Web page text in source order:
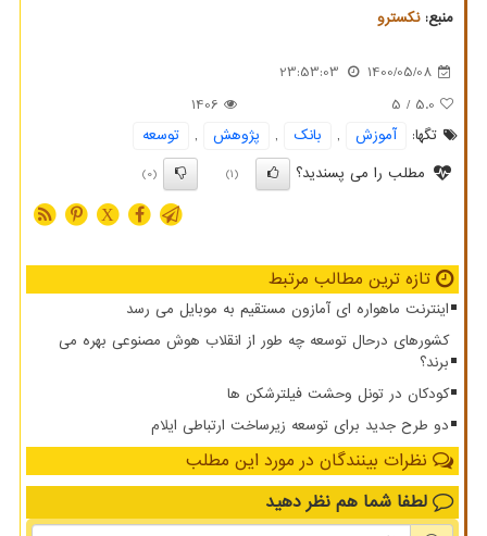
منبع:نكسترو
1400/05/08
23:53:03
5.0
/ 5
1406
تگها:
آموزش , بانك , پژوهش ,
توسعه
مطلب را می پسندید؟
(1)
(0)
X
تازه ترین مطالب مرتبط
اینترنت ماهواره ای آمازون مستقیم به موبایل می رسد
کشورهای درحال توسعه چه طور از انقلاب هوش مصنوعی بهره می
برند؟
کودکان در تونل وحشت فیلترشکن ها
دو طرح جدید برای توسعه زیرساخت ارتباطی ایلام
نظرات بینندگان در مورد این مطلب
لطفا شما هم نظر دهید